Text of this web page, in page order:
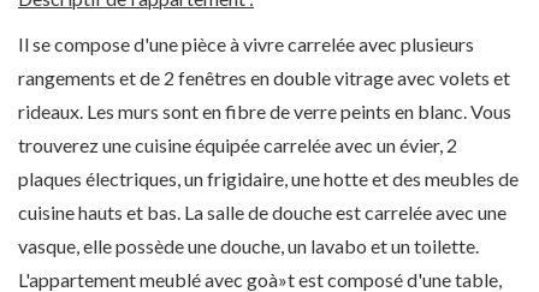
Il se compose d'une pièce à vivre carrelée avec plusieurs
rangements et de 2 fenêtres en double vitrage avec volets et
rideaux. Les murs sont en fibre de verre peints en blanc. Vous
trouverez une cuisine équipée carrelée avec un évier, 2
plaques électriques, un frigidaire, une hotte et des meubles de
cuisine hauts et bas. La salle de douche est carrelée avec une
vasque, elle possède une douche, un lavabo et un toilette.
L'appartement meublé avec goà»t est composé d'une table,